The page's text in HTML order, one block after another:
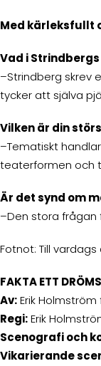
Med kärleksfullt
Vad i
–Strindberg skrev
tycker att själva
Vilken är din
–Tematiskt
teaterformen och
Är det synd om
–Den stora frågan
Fotnot: Till
FAKTA ETT
Av:Erik
Regi:Erik
Scenografi och
Vikarierande